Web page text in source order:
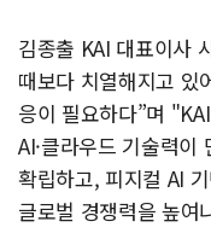
김종출 KAI 대표이사
때보다 치열해지고 있
응이 필요하다”며
AI·클라우드 기술력이
확립하고, 피지컬 AI
글로벌 경쟁력을 높여